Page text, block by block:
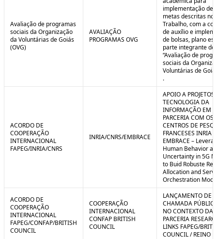
Avaliação de programas
sociais da Organização
da Voluntárias de Goiás
(OVG)
AVALIAÇÃO
PROGRAMAS OVG
implementação de
metas descritas no
Trabalho, com a
de auxílio e
de bolsas, plano
parte integrante do
“Avaliação de
sociais da
Voluntárias de
.
ACORDO DE
COOPERAÇÃO
INTERNACIONAL
FAPEG/INRIA/CNRS
INRIA/CNRS/EMBRACE
APOIO A PROJETOS
TECNOLOGIA DA
INFORMAÇÃO EM
PARCERIA COM OS
CENTROS DE
FRANCESES INRIA
EMBRACE –
Human Behavior
Uncertainty in 5G
to Buid Robuste
Allocation and
Orchestration
ACORDO DE
COOPERAÇÃO
INTERNACIONAL
FAPEG/CONFAP/BRITISH
COUNCIL
COOPERAÇÃO
INTERNACIONAL
CONFAP BRITISH
COUNCIL
LANÇAMENTO DE
CHAMADA
NO CONTEXTO DA
PARCERIA
LINKS FAPEG/
COUNCIL / REINO